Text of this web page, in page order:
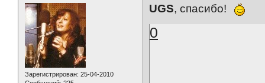
Зарегистрирован: 25-04-2010
UGS, спасибо!
0